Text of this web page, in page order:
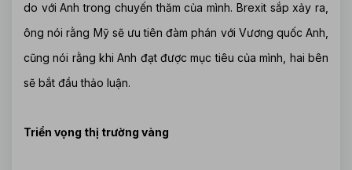
do với Anh trong chuyến thăm của mình. Brexit sắp xảy ra,
ông nói rằng Mỹ sẽ ưu tiên đàm phán với Vương quốc Anh,
cũng nói rằng khi Anh đạt được mục tiêu của mình, hai bên
sẽ bắt đầu thảo luận.
Triển vọng thị trường vàng